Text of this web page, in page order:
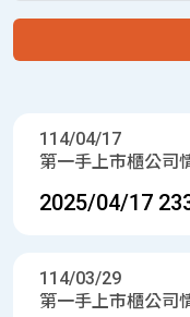
114/04/17
第一手上市櫃公司
2025/04/17
114/03/29
第一手上市櫃公司